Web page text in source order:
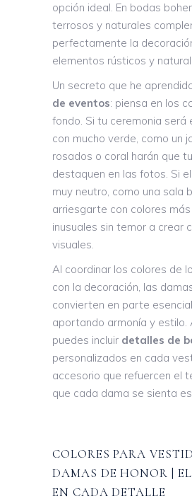
opción ideal. En bodas
terrosos y naturales
perfectamente la
elementos rústicos y
Un secreto que he
de eventos: piensa en los
fondo. Si tu ceremonia será
con mucho verde, como un
rosados o coral harán que
destaquen en las fotos. Si
muy neutro, como una sala
arriesgarte con colores
inusuales sin temor a crear
visuales.
Al coordinar los colores de
con la decoración, las
convierten en parte
aportando armonía y estilo.
puedes incluir detalles de
personalizados en cada
accesorio que refuercen el
que cada dama se sienta
COLORES PARA
DAMAS DE HONOR |
EN CADA DETALLE